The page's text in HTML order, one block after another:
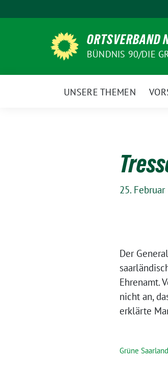
zum
ORTSVERBAND
BÜNDNIS 90/DIE
UNSERE THEMEN
25. Februar
Der
Ehrenamt.
nicht an,
erklärte
Grüne Saarland